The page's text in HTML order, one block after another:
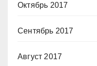
Октябрь 2017
Сентябрь 2017
Август 2017